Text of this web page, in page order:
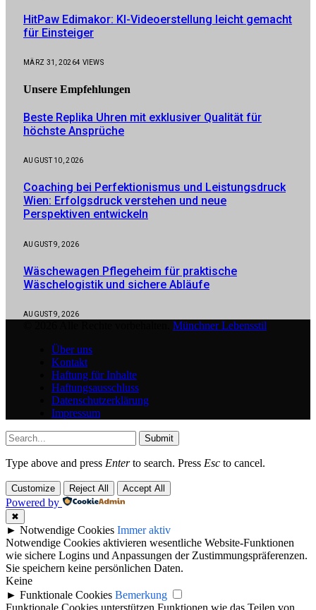
HitPaw Edimakor: KI-Videoerstellung leicht gemacht
für Einsteiger
MÄRZ 31, 20264 VIEWS
Unsere Empfehlungen
Beste Replika Uhren mit exklusiver Qualität für
höchste Ansprüche
AUGUST 10, 2026
Coaching bei Perfektionismus und Leistungsdruck
Wien: Erfolgsdruck verstehen und neue
Perspektiven entwickeln
AUGUST 9, 2026
Wäschewagen Pflegeheim für praktische
Wäschelogistik und sichere Abläufe
AUGUST 9, 2026
Münchner Lebensstil
Über uns
Kontakt
Haftung für Inhalte
Haftungsausschluss
Datenschutzerklärung
Impressum
Submit
Type above and press Enterto search. Press Esc to cancel.
Customize Reject All Accept All
Powered by
✖
► Notwendige Cookies Immer aktiv
Notwendige Cookies aktivieren wesentliche Website-Funktionen
wie sichere Logins und Anpassungen der Zustimmungspräferenzen.
Sie speichern keine persönlichen Daten.
Keine
► Funktionale Cookies Bemerkung